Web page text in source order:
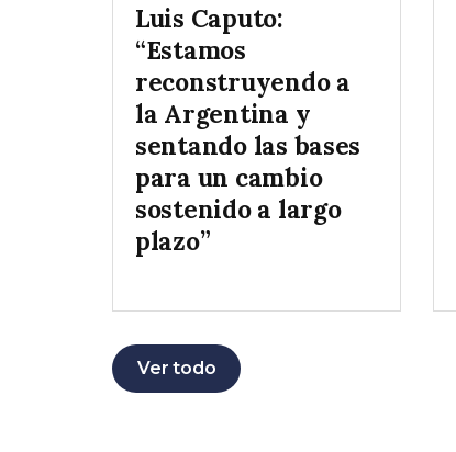
Luis Caputo:
“Estamos
reconstruyendo a
la Argentina y
sentando las bases
para un cambio
sostenido a largo
plazo”
Ver todo